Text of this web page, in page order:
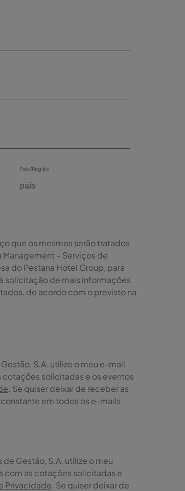
País/Região
que os mesmos serão tratados
Management – Serviços de
do Pestana Hotel Group, para
solicitação de mais informações
de acordo com o previsto na
S.A. utilize o meu e-mail
solicitadas e os eventos
. Se quiser deixar de receber as
em todos os e-mails.
Gestão, S.A. utilize o meu
com as cotações solicitadas e
Privacidade. Se quiser deixar de